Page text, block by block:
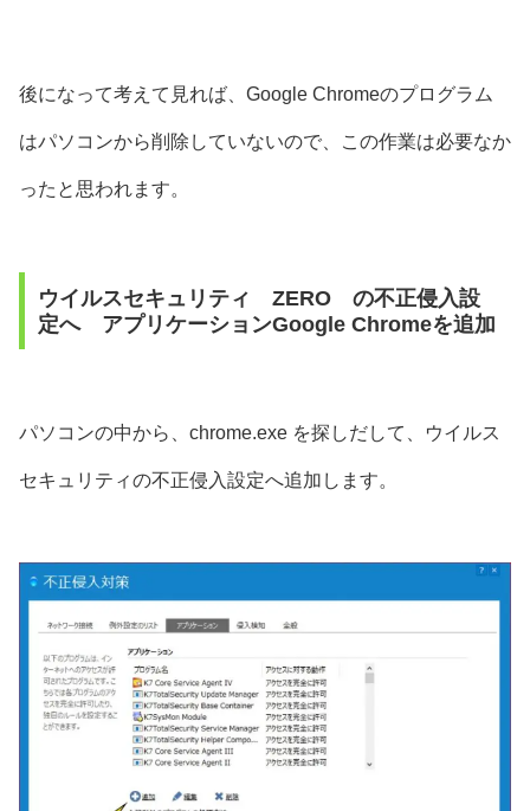
後になって考えて見れば、Google Chromeのプログラム
はパソコンから削除していないので、この作業は必要なか
ったと思われます。
ウイルスセキュリティ ZERO の不正侵入設
定へ アプリケーションGoogle Chromeを追加
パソコンの中から、chrome.exe を探しだして、ウイルス
セキュリティの不正侵入設定へ追加します。